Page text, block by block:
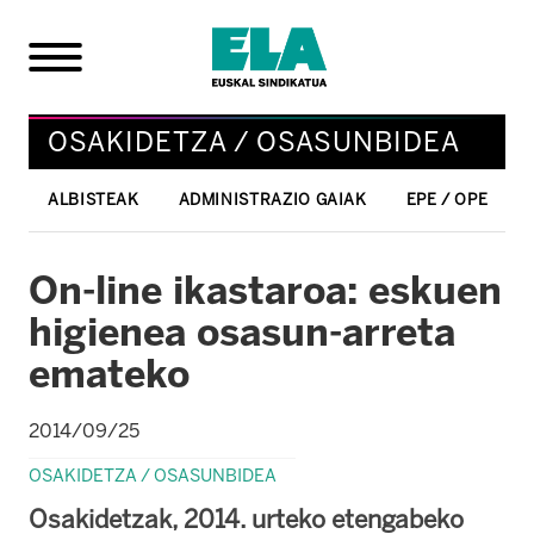
OSAKIDETZA / OSASUNBIDEA
ALBISTEAK ADMINISTRAZIO GAIAK EPE / OPE
On-line ikastaroa: eskuen
higienea osasun-arreta
emateko
2014/09/25
OSAKIDETZA / OSASUNBIDEA
Osakidetzak, 2014. urteko etengabeko